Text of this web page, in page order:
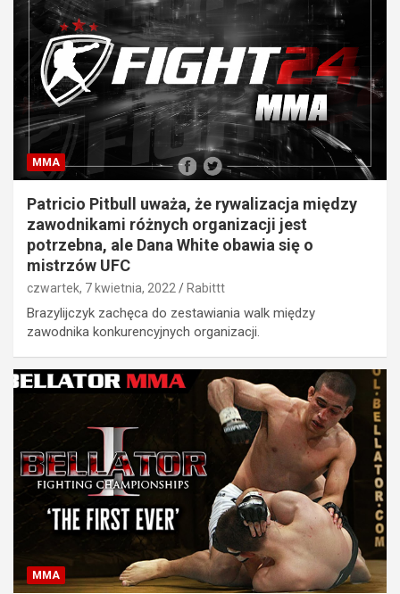
MMA
Patricio Pitbull uważa, że rywalizacja między
zawodnikami różnych organizacji jest
potrzebna, ale Dana White obawia się o
mistrzów UFC
czwartek, 7 kwietnia, 2022 Rabittt
Brazylijczyk zachęca do zestawiania walk między
zawodnika konkurencyjnych organizacji.
MMA